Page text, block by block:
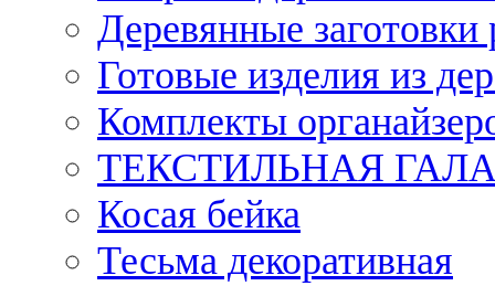
Деревянные заготовки
Готовые изделия из
Комплекты
ТЕКСТИЛЬНАЯ
Косая бейка
Тесьма декоративная